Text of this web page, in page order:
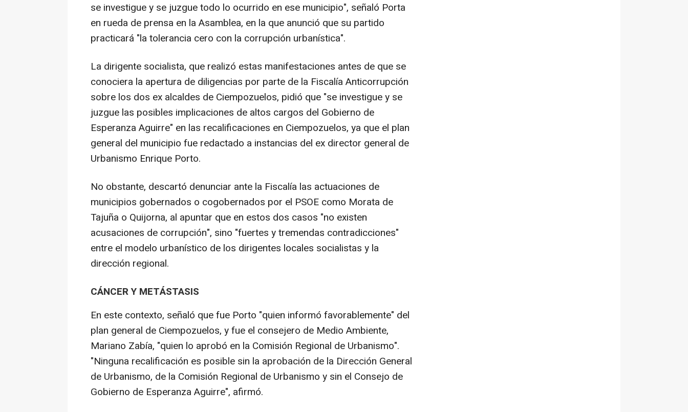
se investigue y se juzgue todo lo ocurrido en ese municipio", señaló Porta
en rueda de prensa en la Asamblea, en la que anunció que su partido
practicará "la tolerancia cero con la corrupción urbanística".
La dirigente socialista, que realizó estas manifestaciones antes de que se
conociera la apertura de diligencias por parte de la Fiscalía Anticorrupción
sobre los dos ex alcaldes de Ciempozuelos, pidió que "se investigue y se
juzgue las posibles implicaciones de altos cargos del Gobierno de
Esperanza Aguirre" en las recalificaciones en Ciempozuelos, ya que el plan
general del municipio fue redactado a instancias del ex director general de
Urbanismo Enrique Porto.
No obstante, descartó denunciar ante la Fiscalía las actuaciones de
municipios gobernados o cogobernados por el PSOE como Morata de
Tajuña o Quijorna, al apuntar que en estos dos casos "no existen
acusaciones de corrupción", sino "fuertes y tremendas contradicciones"
entre el modelo urbanístico de los dirigentes locales socialistas y la
dirección regional.
CÁNCER Y METÁSTASIS
En este contexto, señaló que fue Porto "quien informó favorablemente" del
plan general de Ciempozuelos, y fue el consejero de Medio Ambiente,
Mariano Zabía, "quien lo aprobó en la Comisión Regional de Urbanismo".
"Ninguna recalificación es posible sin la aprobación de la Dirección General
de Urbanismo, de la Comisión Regional de Urbanismo y sin el Consejo de
Gobierno de Esperanza Aguirre", afirmó.